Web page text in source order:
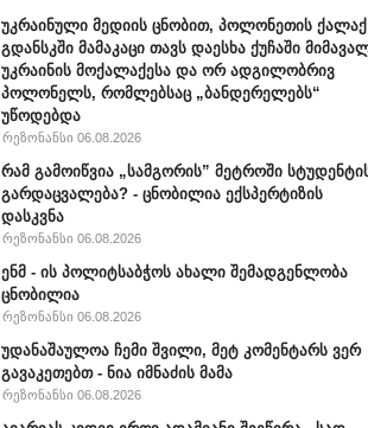
უკრაინული მედიის ცნობით, პოლონეთის ქალაქ
გდანსკში მამაკაცი თავს დაესხა ქუჩაში
უკრაინის მოქალაქესა და ორ ადგილობრივ
პოლონელს, რომლებსაც „ბანდერელებს“
უწოდებდა
რეზონანსი 06.08.2026
რამ გამოიწვია „სამგორის” მეტროში
გარდაცვალება? - ცნობილია ექსპერტიზის
დასკვნა
რეზონანსი 06.08.2026
ენმ - ის პოლიტსაბჭოს ახალი შემადგენლობა
ცნობილია
რეზონანსი 06.08.2026
უდანაშაულოა ჩემი შვილი, მეტ კომენტარს ვერ
გავაკეთებთ - ნია იმნაძის მამა
რეზონანსი 06.08.2026